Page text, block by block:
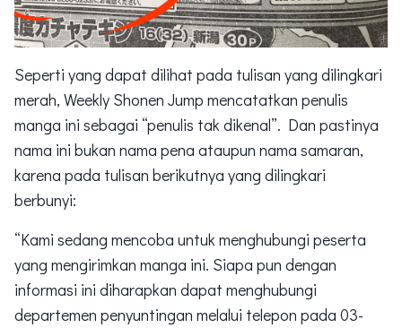
Seperti yang dapat dilihat pada tulisan yang dilingkari
merah, Weekly Shonen Jump mencatatkan penulis
manga ini sebagai “penulis tak dikenal”. Dan pastinya
nama ini bukan nama pena ataupun nama samaran,
karena pada tulisan berikutnya yang dilingkari
berbunyi:
“Kami sedang mencoba untuk menghubungi peserta
yang mengirimkan manga ini. Siapa pun dengan
informasi ini diharapkan dapat menghubungi
departemen penyuntingan melalui telepon pada 03-